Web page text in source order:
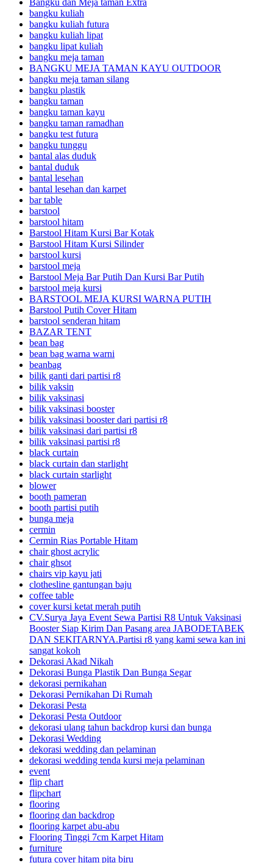
Bangku dan Meja taman Extra
bangku kuliah
bangku kuliah futura
bangku kuliah lipat
bangku lipat kuliah
bangku meja taman
BANGKU MEJA TAMAN KAYU OUTDOOR
bangku meja taman silang
bangku plastik
bangku taman
bangku taman kayu
bangku taman ramadhan
bangku test futura
bangku tunggu
bantal alas duduk
bantal duduk
bantal lesehan
bantal lesehan dan karpet
bar table
barstool
barstool hitam
Barstool Hitam Kursi Bar Kotak
Barstool Hitam Kursi Silinder
barstool kursi
barstool meja
Barstool Meja Bar Putih Dan Kursi Bar Putih
barstool meja kursi
BARSTOOL MEJA KURSI WARNA PUTIH
Barstool Putih Cover Hitam
barstool senderan hitam
BAZAR TENT
bean bag
bean bag warna warni
beanbag
bilik ganti dari partisi r8
bilik vaksin
bilik vaksinasi
bilik vaksinasi booster
bilik vaksinasi booster dari partisi r8
bilik vaksinasi dari partisi r8
bilik vaksinasi partisi r8
black curtain
black curtain dan starlight
black curtain starlight
blower
booth pameran
booth partisi putih
bunga meja
cermin
Cermin Rias Portable Hitam
chair ghost acrylic
chair ghsot
chairs vip kayu jati
clothesline gantungan baju
coffee table
cover kursi ketat merah putih
CV.Surya Jaya Event Sewa Partisi R8 Untuk Vaksinasi
Booster Siap Kirim Dan Pasang area JABODETABEK
DAN SEKITARNYA.Partisi r8 yang kami sewa kan ini
sangat kokoh
Dekorasi Akad Nikah
Dekorasi Bunga Plastik Dan Bunga Segar
dekorasi pernikahan
Dekorasi Pernikahan Di Rumah
Dekorasi Pesta
Dekorasi Pesta Outdoor
dekorasi ulang tahun backdrop kursi dan bunga
Dekorasi Wedding
dekorasi wedding dan pelaminan
dekorasi wedding tenda kursi meja pelaminan
event
flip chart
flipchart
flooring
flooring dan backdrop
flooring karpet abu-abu
Flooring Tinggi 7cm Karpet Hitam
furniture
futura cover hitam pita biru